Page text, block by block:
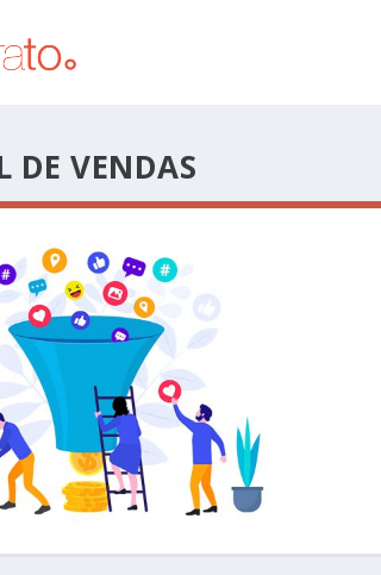
DE VENDAS